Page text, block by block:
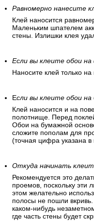
Равномерно нанесите
Клей наносится
Маленьким шпателем
стены. Излишки клея
Если вы клеите обои на
Наносите клей только
Если вы клеите обои на
Клей наносится и на
полотнище. Перед
Обои на бумажной
сложите пополам для
(точная цифра указана в
Откуда начинать
Рекомендуется это
проемов, поскольку эти
этом желательно
полосы не пошли
каком-нибудь
где часть стены будет